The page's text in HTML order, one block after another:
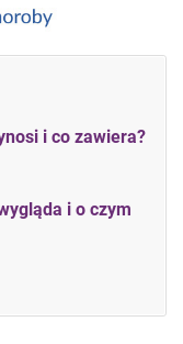
i co zawiera?
i o czym